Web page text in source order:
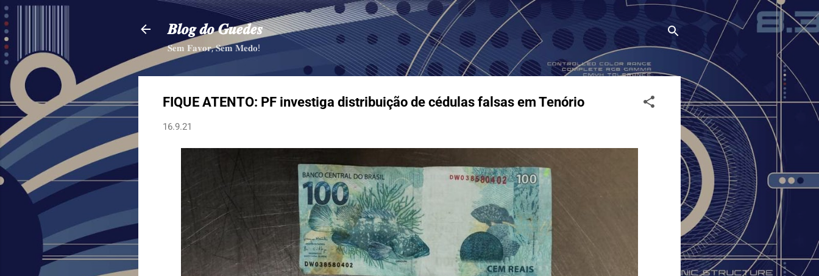
Pular para o conteúdo principal
𝑩𝒍𝒐𝒈 𝒅𝒐 𝑮𝒖𝒆𝒅𝒆𝒔
𝐒𝐞𝐦 𝐅𝐚𝐯𝐨𝐫, 𝐒𝐞𝐦 𝐌𝐞𝐝𝐨!
FIQUE ATENTO: PF investiga distribuição de cédulas falsas em Tenório
16.9.21